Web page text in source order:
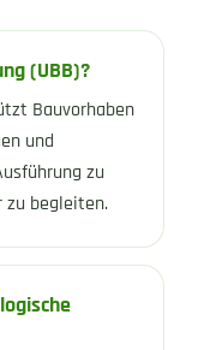
(UBB)?
Bauvorhaben
und
zu
zu begleiten.